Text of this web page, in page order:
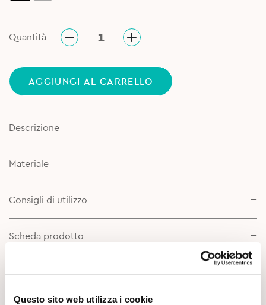
Questo sito web utilizza i cookie
Quantità
AGGIUNGI AL CARRELLO
Descrizione
Materiale
Consigli di utilizzo
Scheda prodotto
Approfondimenti